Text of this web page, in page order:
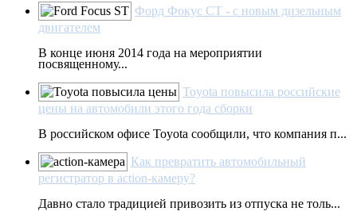
Форд Фокус СТ - с новым дизельным
двигателем
В конце июня 2014 года на мероприятии
посвященному...
Toyota повысила российские
цены на автомобили этого года сборки
В российском офисе Toyota сообщили, что компания п...
Как превратить автомобильный
регистратор в action-камеру?
Давно стало традицией привозить из отпуска не толь...